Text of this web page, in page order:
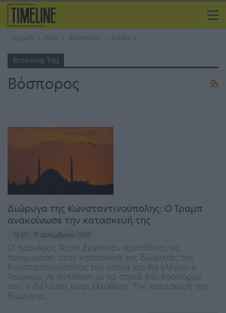
Αρχική ΡΟΗ Βόσπορος Σελίδα 2
Browsing Tag
Βόσπορος
Διώρυγα της Κωνσταντινούπολης: Ο Τραμπ
ανακοίνωσε την κατασκευή της
13:57 - 19 Δεκεμβρίου 2019
Ο πρόεδρος Ταγίπ Ερντογάν προτίθεται να
προχωρήσει στην κατασκευή της δίωρυγας της
Κωνσταντινούπολης την οποία και θα ελέγχει η
Τουρκίας σε αντίθεση με τα στενά του Βοσπόρου
που η διέλευση είναι ελεύθερη. Την κατασκευή της
διώρυγας…